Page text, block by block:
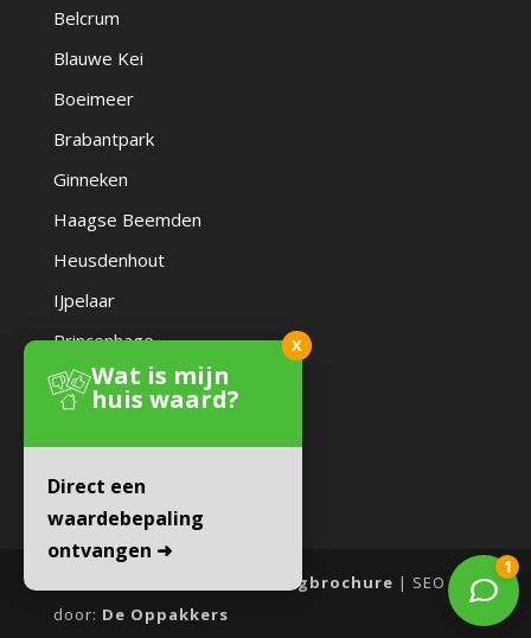
Belcrum
Blauwe Kei
Boeimeer
Brabantpark
Ginneken
Haagse Beemden
Heusdenhout
IJpelaar
Princenhage
Zandberg
Online Woningbrochure | SEO
door: De Oppakkers
Wat is mijn
huis waard?
Direct een
waardebepaling
ontvangen ➜
X